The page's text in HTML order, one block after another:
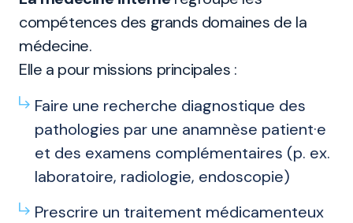
compétences des grands domaines de la
médecine.
Elle a pour missions principales :
Faire une recherche diagnostique des
pathologies par une anamnèse patient·e
et des examens complémentaires (p. ex.
laboratoire, radiologie, endoscopie)
Prescrire un traitement médicamenteux